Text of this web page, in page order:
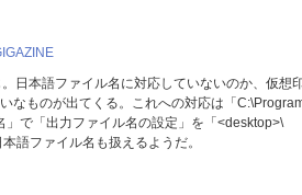
日本語ファイル名に対応していないのか、仮想
なものが出てくる。これへの対応は「
で「出力ファイル名の設定」を「<desktop>\
語ファイル名も扱えるようだ。